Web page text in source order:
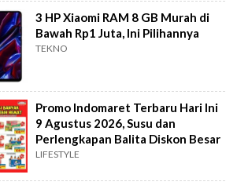
3 HP Xiaomi RAM 8 GB Murah di
Bawah Rp1 Juta, Ini Pilihannya
TEKNO
Promo Indomaret Terbaru Hari Ini
9 Agustus 2026, Susu dan
Perlengkapan Balita Diskon Besar
LIFESTYLE